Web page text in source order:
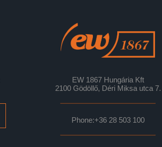
EW 1867 Hungária Kft
2100 Gödöllő, Déri Miksa utca 7.
Phone:+36 28 503 100